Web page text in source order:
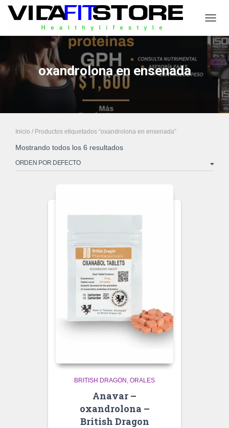
oxandrolona en ensenada
Inicio / Productos etiquetados “oxandrolona en ensenada”
Mostrando todos los 6 resultados
BRITISH DRAGON ORALES
Anavar –
oxandrolona –
British Dragon